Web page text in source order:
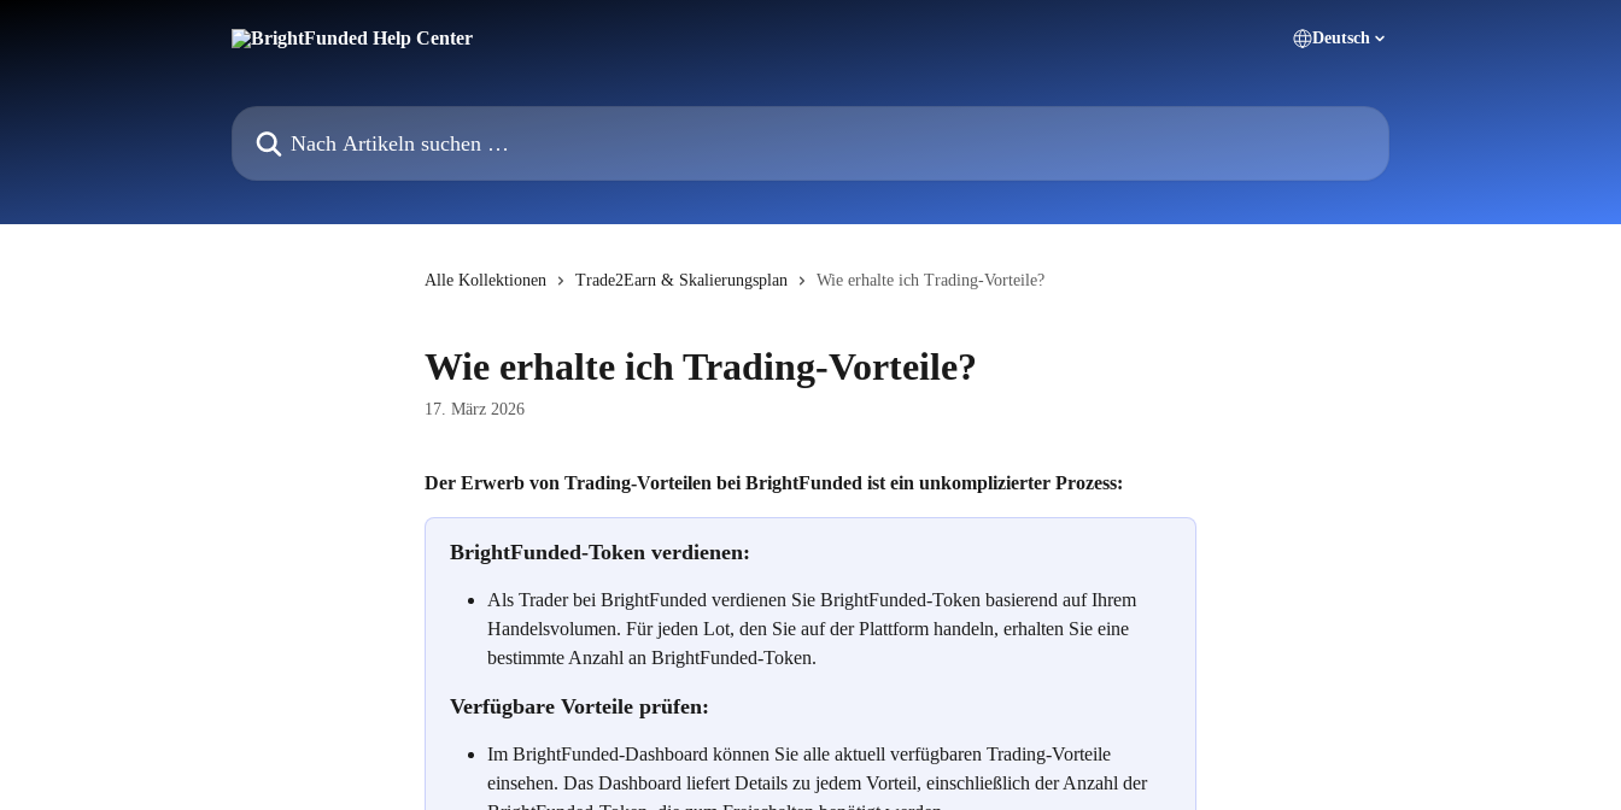
Deutsch
Nach Artikeln suchen …
Alle Kollektionen Trade2Earn & Skalierungsplan Wie erhalte ich Trading-Vorteile?
Wie erhalte ich Trading-Vorteile?
17. März 2026
Der Erwerb von Trading-Vorteilen bei BrightFunded ist ein unkomplizierter Prozess:
BrightFunded-Token verdienen:
Als Trader bei BrightFunded verdienen Sie BrightFunded-Token basierend auf Ihrem
Handelsvolumen. Für jeden Lot, den Sie auf der Plattform handeln, erhalten Sie eine
bestimmte Anzahl an BrightFunded-Token.
Verfügbare Vorteile prüfen:
Im BrightFunded-Dashboard können Sie alle aktuell verfügbaren Trading-Vorteile
einsehen. Das Dashboard liefert Details zu jedem Vorteil, einschließlich der Anzahl der